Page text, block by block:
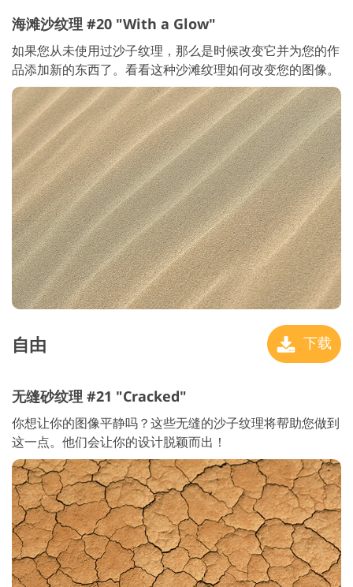
海滩沙纹理 #20 "With a Glow"
如果您从未使用过沙子纹理，那么是时候改变它并为您的作
品添加新的东西了。看看这种沙滩纹理如何改变您的图像。
自由 下载
无缝砂纹理 #21 "Cracked"
你想让你的图像平静吗？这些无缝的沙子纹理将帮助您做到
这一点。他们会让你的设计脱颖而出！